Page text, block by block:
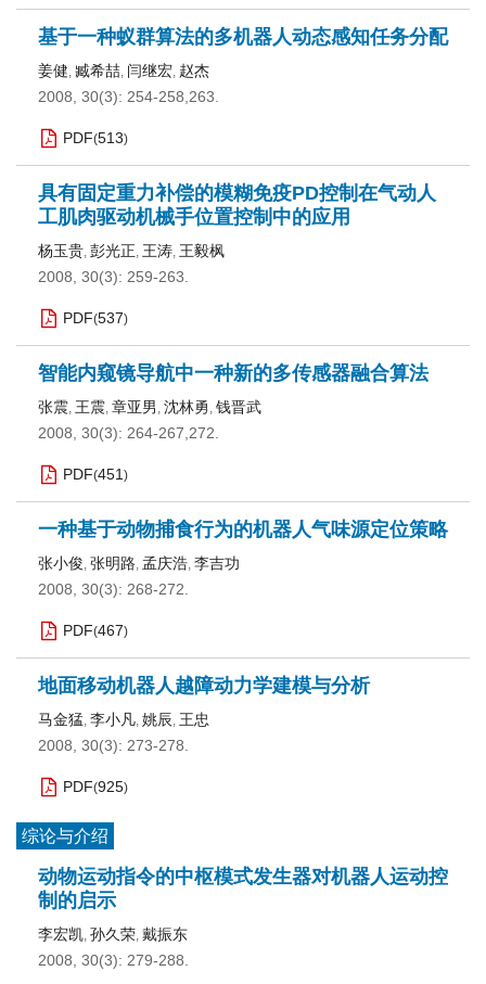
基于一种蚁群算法的多机器人动态感知任务分配
姜健, 臧希喆, 闫继宏, 赵杰
2008, 30(3): 254-258,263.
PDF(513)
具有固定重力补偿的模糊免疫PD控制在气动人
工肌肉驱动机械手位置控制中的应用
杨玉贵, 彭光正, 王涛, 王毅枫
2008, 30(3): 259-263.
PDF(537)
智能内窥镜导航中一种新的多传感器融合算法
张震, 王震, 章亚男 , 沈林勇, 钱晋武
2008, 30(3): 264-267,272.
PDF(451 )
一种基于动物捕食行为的机器人气味源定位策略
张小俊, 张明路, 孟庆浩, 李吉功
2008, 30(3): 268-272.
PDF(467)
地面移动机器人越障动力学建模与分析
马金猛, 李小凡, 姚辰, 王忠
2008, 30(3): 273-278.
PDF(925)
综论与介绍
动物运动指令的中枢模式发生器对机器人运动控
制的启示
李宏凯, 孙久荣, 戴振东
2008, 30(3): 279-288.